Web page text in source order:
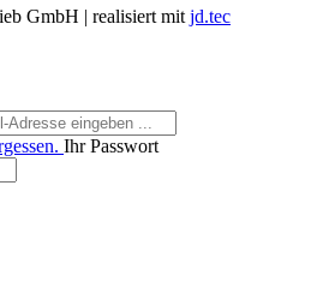
GmbH | realisiert mit jd.tec
Ihr Passwort